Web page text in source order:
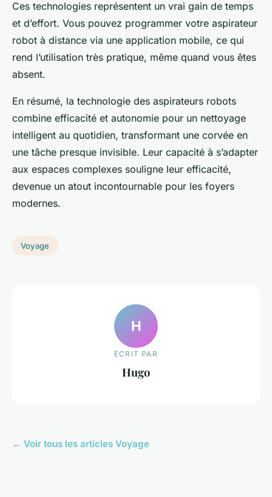
Ces technologies représentent un vrai gain de temps
et d’effort. Vous pouvez programmer votre aspirateur
robot à distance via une application mobile, ce qui
rend l’utilisation très pratique, même quand vous êtes
absent.
En résumé, la technologie des aspirateurs robots
combine efficacité et autonomie pour un nettoyage
intelligent au quotidien, transformant une corvée en
une tâche presque invisible. Leur capacité à s’adapter
aux espaces complexes souligne leur efficacité,
devenue un atout incontournable pour les foyers
modernes.
Voyage
H
ECRIT PAR
Hugo
← Voir tous les articles Voyage